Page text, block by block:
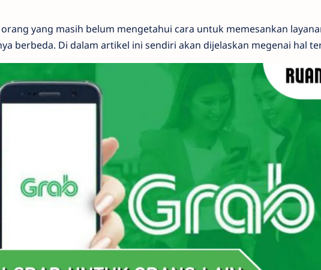
yang masih belum mengetahui cara untuk memesankan
berbeda. Di dalam artikel ini sendiri akan dijelaskan megenai hal